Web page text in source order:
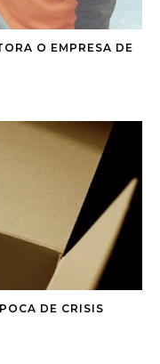
O EMPRESA DE
DE CRISIS